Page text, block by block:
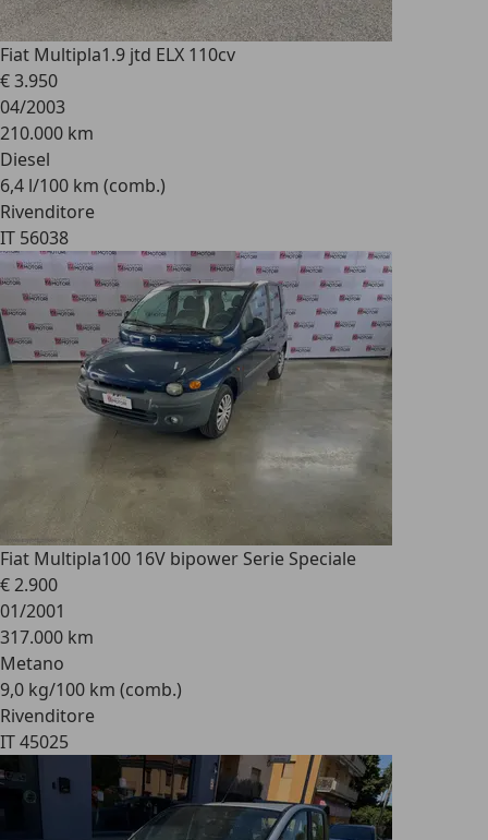
Fiat Multipla1.9 jtd ELX 110cv
€ 3.950
04/2003
210.000 km
Diesel
6,4 l/100 km (comb.)
Rivenditore
IT 56038
Fiat Multipla100 16V bipower Serie Speciale
€ 2.900
01/2001
317.000 km
Metano
9,0 kg/100 km (comb.)
Rivenditore
IT 45025